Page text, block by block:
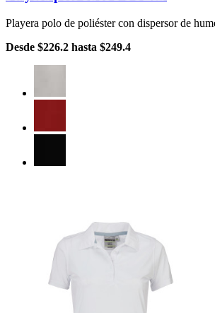
Playera polo de poliéster con dispersor de
Desde $226.2 hasta $249.4